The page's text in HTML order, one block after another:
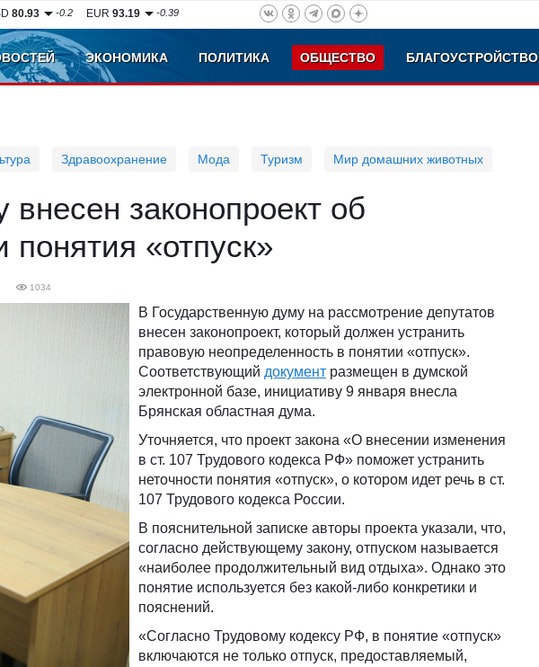
80.93 -0.2 EUR93.19 -0.39
ЭКОНОМИКА ПОЛИТИКА ОБЩЕСТВО БЛАГОУСТРОЙСТВО
Здравоохранение Мода Туризм Мир домашних животных
внесен законопроект об
понятия «отпуск»
1034
В Государственную думу на рассмотрение депутатов
внесен законопроект, который должен устранить
правовую неопределенность в понятии «отпуск».
Соответствующий документ размещен в думской
электронной базе, инициативу 9 января внесла
Брянская областная дума.
Уточняется, что проект закона «О внесении изменения
в ст. 107 Трудового кодекса РФ» поможет устранить
неточности понятия «отпуск», о котором идет речь в ст.
107 Трудового кодекса России.
В пояснительной записке авторы проекта указали, что,
согласно действующему закону, отпуском называется
«наиболее продолжительный вид отдыха». Однако это
понятие используется без какой-либо конкретики и
пояснений.
«Согласно Трудовому кодексу РФ, в понятие «отпуск»
включаются не только отпуск, предоставляемый,